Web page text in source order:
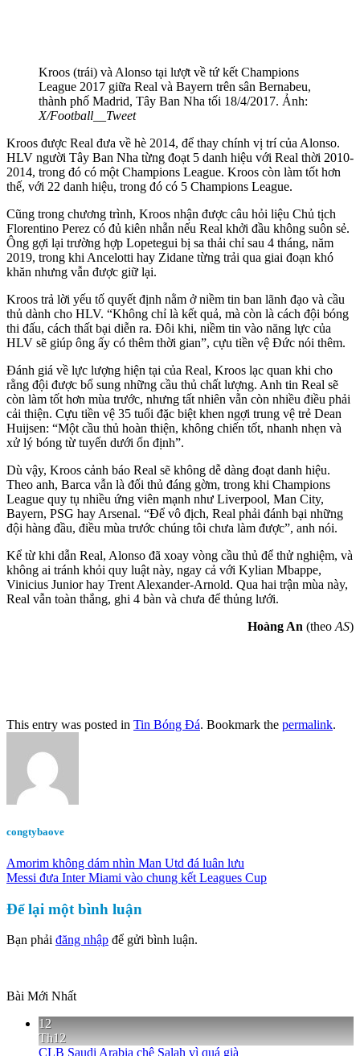
Kroos (trái) và Alonso tại lượt về tứ kết Champions
League 2017 giữa Real và Bayern trên sân Bernabeu,
thành phố Madrid, Tây Ban Nha tối 18/4/2017. Ảnh:
X/Football__Tweet
Kroos được Real đưa về hè 2014, để thay chính vị trí của Alonso.
HLV người Tây Ban Nha từng đoạt 5 danh hiệu với Real thời 2010-
2014, trong đó có một Champions League. Kroos còn làm tốt hơn
thế, với 22 danh hiệu, trong đó có 5 Champions League.
Cũng trong chương trình, Kroos nhận được câu hỏi liệu Chủ tịch
Florentino Perez có đủ kiên nhẫn nếu Real khởi đầu không suôn sẻ.
Ông gợi lại trường hợp Lopetegui bị sa thải chỉ sau 4 tháng, năm
2019, trong khi Ancelotti hay Zidane từng trải qua giai đoạn khó
khăn nhưng vẫn được giữ lại.
Kroos trả lời yếu tố quyết định nằm ở niềm tin ban lãnh đạo và cầu
thủ dành cho HLV. “Không chỉ là kết quả, mà còn là cách đội bóng
thi đấu, cách thất bại diễn ra. Đôi khi, niềm tin vào năng lực của
HLV sẽ giúp ông ấy có thêm thời gian”, cựu tiền vệ Đức nói thêm.
Đánh giá về lực lượng hiện tại của Real, Kroos lạc quan khi cho
rằng đội được bổ sung những cầu thủ chất lượng. Anh tin Real sẽ
còn làm tốt hơn mùa trước, nhưng tất nhiên vẫn còn nhiều điều phải
cải thiện. Cựu tiền vệ 35 tuổi đặc biệt khen ngợi trung vệ trẻ Dean
Huijsen: “Một cầu thủ hoàn thiện, không chiến tốt, nhanh nhẹn và
xử lý bóng từ tuyến dưới ổn định”.
Dù vậy, Kroos cảnh báo Real sẽ không dễ dàng đoạt danh hiệu.
Theo anh, Barca vẫn là đối thủ đáng gờm, trong khi Champions
League quy tụ nhiều ứng viên mạnh như Liverpool, Man City,
Bayern, PSG hay Arsenal. “Để vô địch, Real phải đánh bại những
đội hàng đầu, điều mùa trước chúng tôi chưa làm được”, anh nói.
Kể từ khi dẫn Real, Alonso đã xoay vòng cầu thủ để thử nghiệm, và
không ai tránh khỏi quy luật này, ngay cả với Kylian Mbappe,
Vinicius Junior hay Trent Alexander-Arnold. Qua hai trận mùa này,
Real vẫn toàn thắng, ghi 4 bàn và chưa để thủng lưới.
Hoàng An (theo AS)
This entry was posted in Tin Bóng Đá. Bookmark the permalink.
congtybaove
Amorim không dám nhìn Man Utd đá luân lưu
Messi đưa Inter Miami vào chung kết Leagues Cup
Để lại một bình luận
Bạn phải đăng nhập để gửi bình luận.
Bài Mới Nhất
12
Th12
CLB Saudi Arabia chê Salah vì quá già